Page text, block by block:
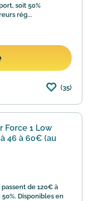
soit 50%
rég...
(35)
Force 1 Low
46 à 60€ (au
de 120€ à
Disponibles en